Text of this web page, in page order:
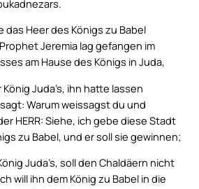
das Heer des Königs zu Babel
Jeremia lag gefangen im
am Hause des Königs in Juda,
Juda’s, ihn hatte lassen
Warum weissagst du und
HERR: Siehe, ich gebe diese Stadt
zu Babel, und er soll sie gewinnen;
Juda’s, soll den Chaldäern nicht
will ihn dem König zu Babel in die